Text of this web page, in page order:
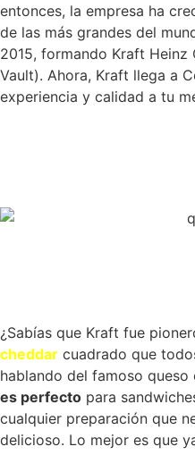
entonces, la empresa ha
de las más grandes del
2015, formando Kraft
Vault)​. Ahora, Kraft llega a
experiencia y calidad a tu
¿Sabías que Kraft fue
cheddar cuadrado que
hablando del famoso queso
es perfecto para
cualquier preparación que
delicioso. Lo mejor es que